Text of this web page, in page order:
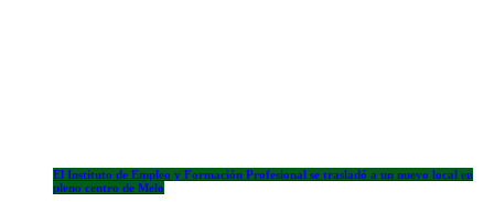
El Instituto de Empleo y Formación Profesional se trasladó a un nuevo local en
pleno centro de Melo